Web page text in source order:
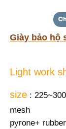
Giày bảo hộ
Light work
size :
mesh
pyrone+